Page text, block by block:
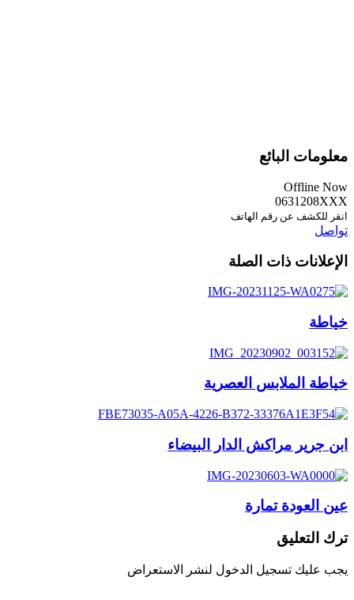
معلومات البائع
Offline Now
0631208XXX
انقر للكشف عن رقم الهاتف
تواصل
الإعلانات ذات الصلة
خياطة
خياطة الملابس العصرية
ابن جرير مراكش الدار البيضاء
عين العودة تمارة
ترك التعليق
يجب عليك تسجيل الدخول لنشر الاستعراض